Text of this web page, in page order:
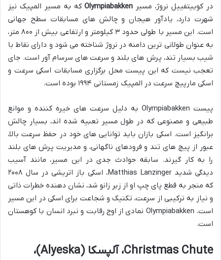
در کوییتفییل نروژ، مسیر Olympiabakkenکه به مسیر المپیک نیز
شهرت دارد، یادآور هیجان و چالش های مسابقات سطح جهانی
است. این مسیر با طولی حدود ۳ کیلومتر و ارتفاعی بیش از ۸۰۰ متر،
به عنوان طولانی ترین دامنه در نروژ شناخته می شود و دارای نقاط با
شیب بسیار تند، پرش های بلند و سرعت های سرسام آور است. جای
تعجب نیست که این پیست محل برگزاری مسابقات اسکی سرعت و
اسکی مارپیچ سرعت در المپیک زمستانی ۱۹۹۴ بوده است.
پیست Olympiabakken به دلیل سرعت های خیره کننده و موانع
طبیعی و مصنوعی که در طول مسیر تعبیه شده اند، بسیار چالش
برانگیز است. اسکی بازان باید توانایی های خود در حفظ سرعت بالا،
عبور از پیچ های تند و فرودهای ناگهانی، و مدیریت پرش های بلند
را به کار گیرند. سابقه حوادث جدی در این مسیر، مانند آسیب
دیدگی شدید Matthias Lanzinger، اسکی باز اتریشی در سال ۲۰۰۸
که منجر به قطع پای چپ او از زیر زانو شد، نشان دهنده خطرات ذاتی
و نیاز به ترکیبی از سرعت، تکنیک و شجاعت برای اسکی در این مسیر
است. Olympiabakken نمادی از اوج رقابت و نبرد انسان با کوهستان
است.
Christmas Chute، آلپسکا (Alyeska)،